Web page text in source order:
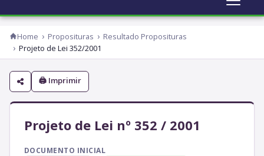
Home Proposituras
Resultado Proposituras
Projeto de Lei 352/2001
🖨 Imprimir
Projeto de Lei nº 352 / 2001
DOCUMENTO INICIAL